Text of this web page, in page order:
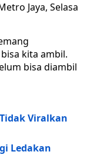
Jaya, Selasa
kita ambil.
bisa diambil
Viralkan
Ledakan